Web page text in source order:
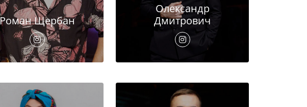
Роман Щербан
Олександр
Дмитрович